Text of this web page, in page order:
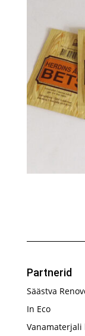
Partnerid
Säästva
In Eco
Vanamaterjali